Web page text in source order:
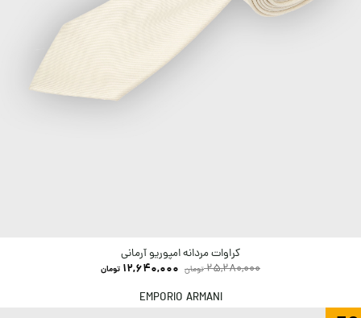
کراوات مردانه امپوریو آرمانی
25,280,000 تومان 12,640,000 تومان
EMPORIO ARMANI